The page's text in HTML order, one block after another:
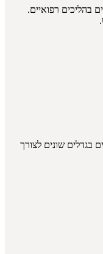
בהליכים רפואיים.
בגדלים שונים לצורך